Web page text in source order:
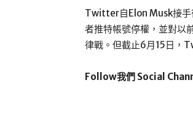
Twitter自Elon Musk接手
者推特帳號停權，並對以
律戰。但截止6月15日，
Follow我們 Social